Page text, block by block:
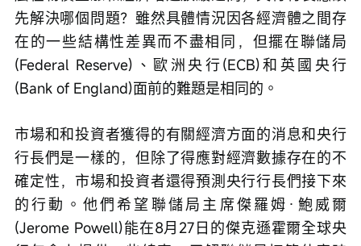
先解決哪個問題？雖然具體情況因各經濟體之間存
在的一些結構性差異而不盡相同，但擺在聯儲局
(Federal Reserve)、歐洲央行(ECB)和英國央行
(Bank of England)面前的難題是相同的。
市場和和投資者獲得的有關經濟方面的消息和央行
行長們是一樣的，但除了得應對經濟數據存在的不
確定性，市場和投資者還得預測央行行長們接下來
的行動。他們希望聯儲局主席傑羅姆·鮑威爾
(Jerome Powell)能在8月27日的傑克遜霍爾全球央